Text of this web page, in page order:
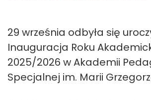
29 września odbyła się
Inauguracja Roku
2025/2026 w Akademii
Specjalnej im. Marii